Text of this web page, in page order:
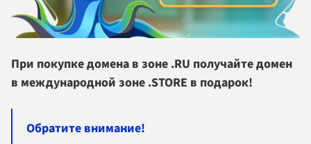
При покупке домена в зоне .RU получайте домен
в международной зоне .STORE в подарок!
Обратите внимание!